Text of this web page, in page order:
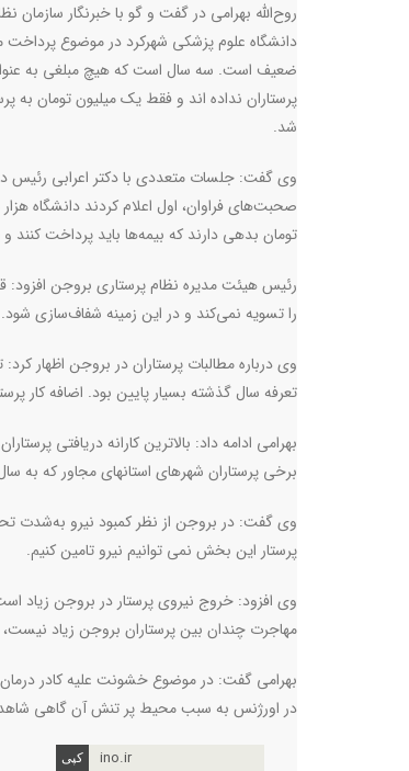
روح‌الله بهرامی در گفت و گو با خبرنگار سازمان
دانشگاه علوم پزشکی شهرکرد در موضوع پرداخت
ضعیف است. سه سال است که هیچ مبلغی به
پرستاران نداده اند و فقط یک میلیون تومان به
شد.
وی گفت: جلسات متعددی با دکتر اعرابی رئیس
تومان بدهی دارند که بیمه‌ها باید پرداخت کنند و
رئیس هیئت مدیره نظام پرستاری بروجن افزود:
را تسویه نمی‌کند و در این زمینه شفاف‌سازی
تعرفه سال گذشته بسیار پایین بود. اضافه کار
برخی پرستاران شهرهای استانهای مجاور که به سال 1403 رسیده بسیار بالاتر
وی گفت: در بروجن از نظر کمبود نیرو به‌شدت تحت
پرستار این بخش نمی توانیم نیرو تامین کنیم.
مهاجرت چندان بین پرستاران بروجن زیاد
بهرامی گفت: در موضوع خشونت علیه کادر
در اورژنس به سبب محیط پر تنش آن گاهی
ino.ir